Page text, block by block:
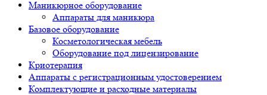
Маникюрное оборудование
Аппараты для маникюра
Базовое оборудование
Косметологическая мебель
Оборудование под лицензирование
Криотерапия
Аппараты c регистрационным удостоверением
Комплектующие и расходные материалы